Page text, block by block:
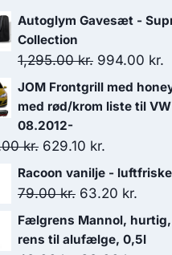
Autoglym Gavesæt -
Collection
1,295.00kr. Den
oprindelige
pris
1,295.00 kr..
994.00 kr.
JOM Frontgrill med
med rød/krom liste til
08.2012-
kr. Den
oprindelige
pris
699.00 kr..
629.10 kr.
aktuelle
pris
629.10 kr..
Racoon vanilje -
79.00kr. Den
oprindelige
pris
63.20 kr.
pris
Fælgrens Mannol,
rens til alufælge, 0,5l